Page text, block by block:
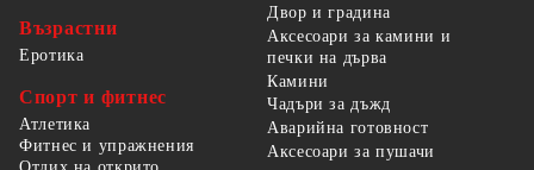
Възрастни
Еротика
Спорт и фитнес
Атлетика
Фитнес и упражнения
Двор и градина
Аксесоари за камини и
печки на дърва
Камини
Чадъри за дъжд
Аварийна готовност
Аксесоари за пушачи